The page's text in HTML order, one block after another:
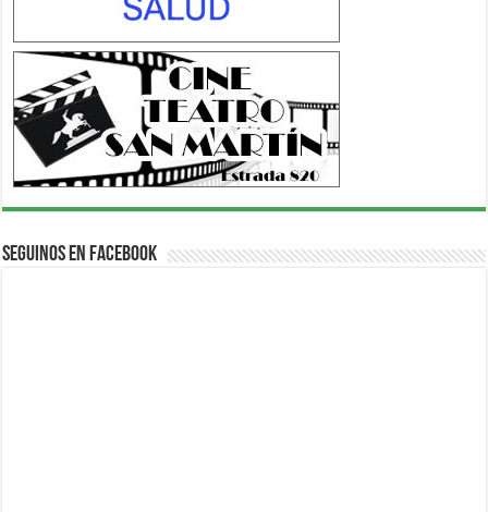
Seguinos en Facebook